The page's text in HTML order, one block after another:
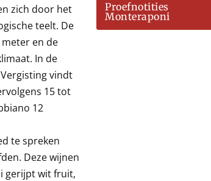
zich door het
teelt. De
en de
In de
vindt
15 tot
12
te spreken
Deze wijnen
gerijpt wit fruit,
Proefnotities
Monteraponi